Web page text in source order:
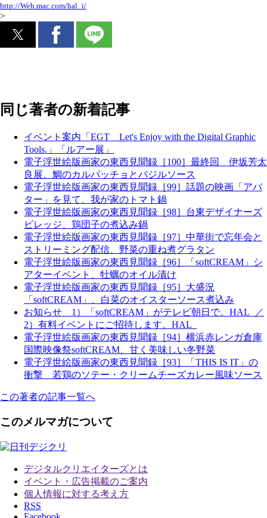
http://Web.mac.com/hal_i/
>
同じ著者の新着記事
イベント案内「EGT Let's Enjoy with the Digital Graphic
Tools.」「ルアー展」
電子浮世絵版画家の東西見聞録［100］最終回 伊坂芳太
良展、鯛のカルパッチョとバジルソース
電子浮世絵版画家の東西見聞録［99］話題の映画「アバ
ター」を見て、我が家のトマト鍋
電子浮世絵版画家の東西見聞録［98］台東デザイナーズ
ビレッジ、鶏団子の煮込み鍋
電子浮世絵版画家の東西見聞録［97］中華街で忘年会と
ストリーミング配信、野菜の重ね煮グラタン
電子浮世絵版画家の東西見聞録［96］「softCREAM」シ
アターイベント、牡蠣のオイル漬け
電子浮世絵版画家の東西見聞録［95］大盛況
「softCREAM」、白菜のオイスターソース煮込み
お知らせ 1）「softCREAM」がテレビ朝日で。HAL_／
2）有料イベントにご招待します。HAL_
電子浮世絵版画家の東西見聞録［94］横浜赤レンガ倉庫
国際映像祭softCREAM、甘く美味しい冬野菜
電子浮世絵版画家の東西見聞録［93］「THIS IS IT」の
衝撃 若鶏のソテー・クリームチーズカレー風味ソース
この著者の記事一覧へ
このメルマガについて
デジタルクリエイターズとは
イベント・広告掲載のご案内
個人情報に対する考え方
RSS